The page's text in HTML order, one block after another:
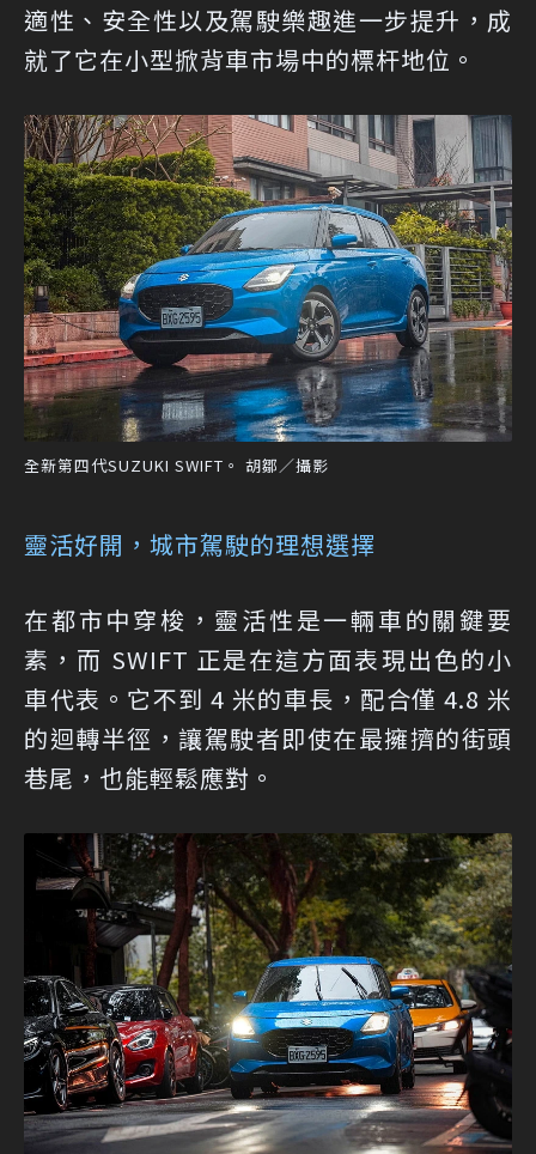
適性、安全性以及駕駛樂趣進一步提升，成
就了它在小型掀背車市場中的標杆地位。
全新第四代SUZUKI SWIFT。 胡鄒／攝影
靈活好開，城市駕駛的理想選擇
在都市中穿梭，靈活性是一輛車的關鍵要
素，而 SWIFT 正是在這方面表現出色的小
車代表。它不到 4 米的車長，配合僅 4.8 米
的迴轉半徑，讓駕駛者即使在最擁擠的街頭
巷尾，也能輕鬆應對。